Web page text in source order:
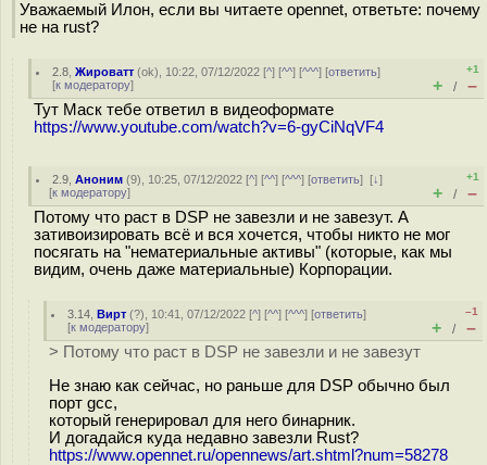
Уважаемый Илон, если вы читаете opennet, ответьте: почему
не на rust?
2.8 ,Жироватт (ok), 10:22, 07/12/2022 [^] [^^] [^^^] [ответить]
[к модератору]
+1
+ / –
Тут Маск тебе ответил в видеоформате
https://www.youtube.com/watch?v=6-gyCiNqVF4
2.9 ,Аноним (9), 10:25, 07/12/2022 [^] [^^] [^^^] [ответить][↓]
[к модератору]
+1
+ / –
Потому что раст в DSP не завезли и не завезут. А
зативоизировать всё и вся хочется, чтобы никто не мог
посягать на "нематериальные активы" (которые, как мы
видим, очень даже материальные) Корпорации.
3.14 ,Вирт (?), 10:41, 07/12/2022 [^] [^^] [^^^] [ответить]
[к модератору]
–1
+ / –
> Потому что раст в DSP не завезли и не завезут
Не знаю как сейчас, но раньше для DSP обычно был
порт gcc,
который генерировал для него бинарник.
И догадайся куда недавно завезли Rust?
https://www.opennet.ru/opennews/art.shtml?num=58278